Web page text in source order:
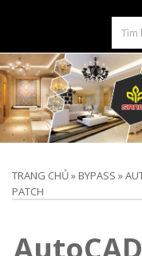
TRANG CHỦ» BYPASS »
PATCH